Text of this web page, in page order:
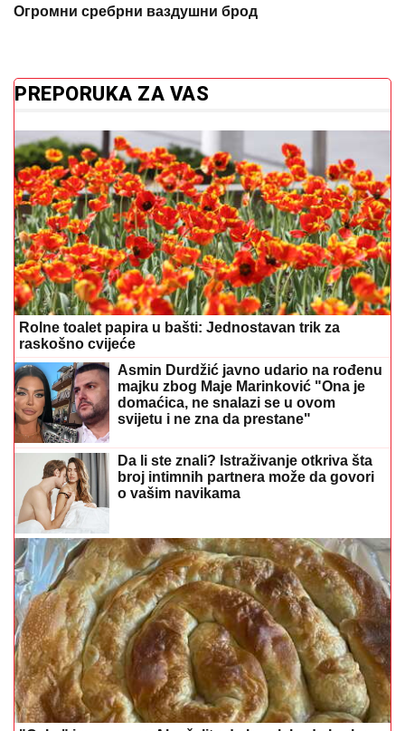
Огромни сребрни ваздушни брод
PREPORUKA ZA VAS
Rolne toalet papira u bašti: Jednostavan trik za
raskošno cvijeće
Asmin Durdžić javno udario na rođenu
majku zbog Maje Marinković "Ona je
domaćica, ne snalazi se u ovom
svijetu i ne zna da prestane"
Da li ste znali? Istraživanje otkriva šta
broj intimnih partnera može da govori
o vašim navikama